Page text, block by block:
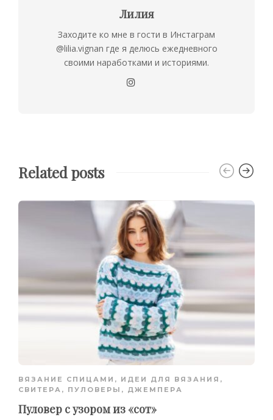
Лилия
Заходите ко мне в гости в Инстаграм
@lilia.vignan где я делюсь ежедневного
своими наработками и историями.
Related posts
ВЯЗАНИЕ СПИЦАМИ , ИДЕИ ДЛЯ ВЯЗАНИЯ ,
СВИТЕРА, ПУЛОВЕРЫ, ДЖЕМПЕРА
Пуловер с узором из «сот»